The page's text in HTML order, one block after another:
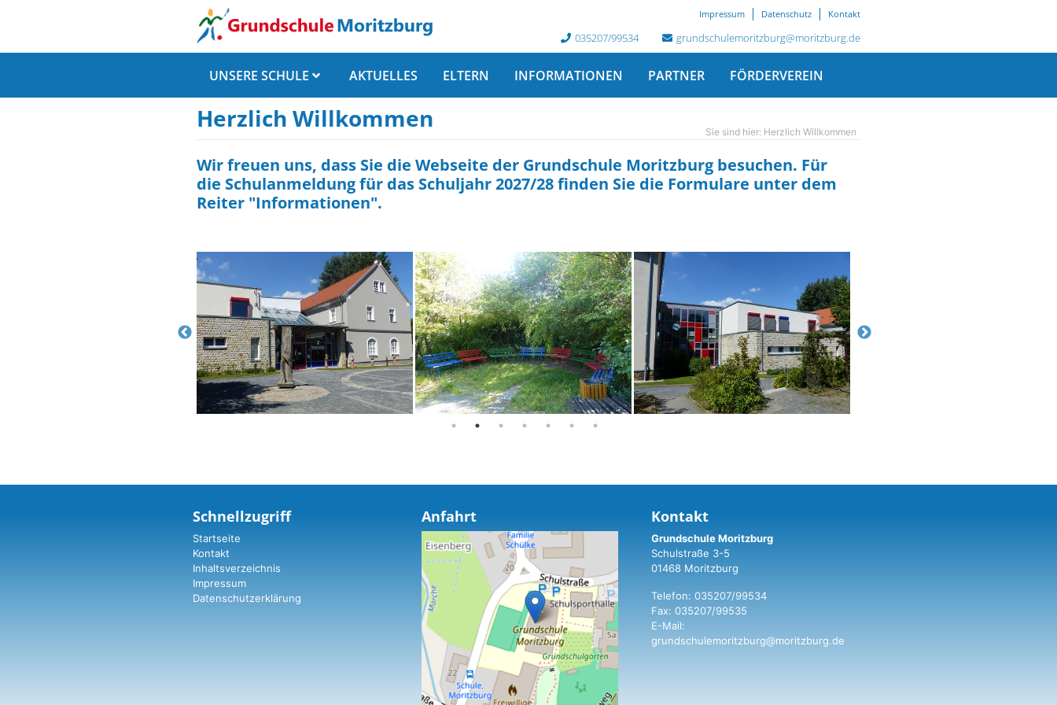
Impressum Datenschutz Kontakt
035207/99534 grundschulemoritzburg@moritzburg.de
UNSERE SCHULE AKTUELLES ELTERN INFORMATIONEN PARTNER FÖRDERVEREIN
Herzlich Willkommen Herzlich Willkommen
Wir freuen uns, dass Sie die Webseite der Grundschule Moritzburg besuchen. Für
die Schulanmeldung für das Schuljahr 2027/28 finden Sie die Formulare unter dem
Reiter "Informationen".
Schnellzugriff
Startseite
Kontakt
Inhaltsverzeichnis
Impressum
Datenschutzerklärung
Anfahrt Kontakt
Grundschule Moritzburg
Schulstraße 3-5
01468 Moritzburg
Telefon: 035207/99534
Fax: 035207/99535
E-Mail:
grundschulemoritzburg@moritzburg.de